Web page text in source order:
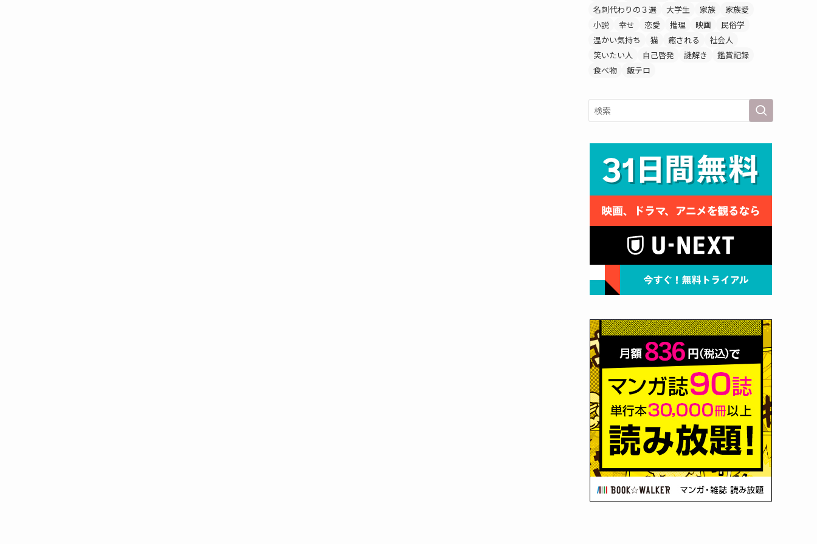
名刺代わりの３選 大学生 家族
家族愛
小説
幸せ 恋愛 推理 映画
民俗学
温かい気持ち
猫 癒される
社会人
笑いたい人
自己啓発 謎解き
鑑賞記録
食べ物
飯テロ